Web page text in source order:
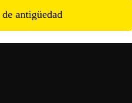
de antigüedad